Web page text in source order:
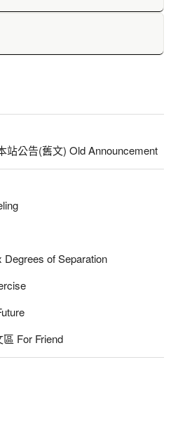
站公告(舊文) Old Announcement
of Separation
For Friend